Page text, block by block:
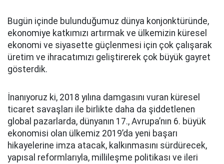
Bugün içinde bulunduğumuz dünya konjonktüründe,
ekonomiye katkımızı artırmak ve ülkemizin küresel
ekonomi ve siyasette güçlenmesi için çok çalışarak
üretim ve ihracatımızı geliştirerek çok büyük gayret
gösterdik.
İnanıyoruz ki, 2018 yılına damgasını vuran küresel
ticaret savaşları ile birlikte daha da şiddetlenen
global pazarlarda, dünyanın 17., Avrupa’nın 6. büyük
ekonomisi olan ülkemiz 2019’da yeni başarı
hikayelerine imza atacak, kalkınmasını sürdürecek,
yapısal reformlarıyla, millileşme politikası ve ileri